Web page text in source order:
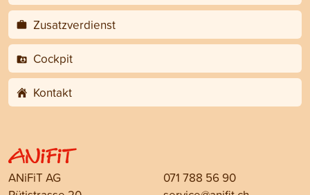
Zusatzverdienst
Cockpit
Kontakt
ANiFiT AG
071 788 56 90